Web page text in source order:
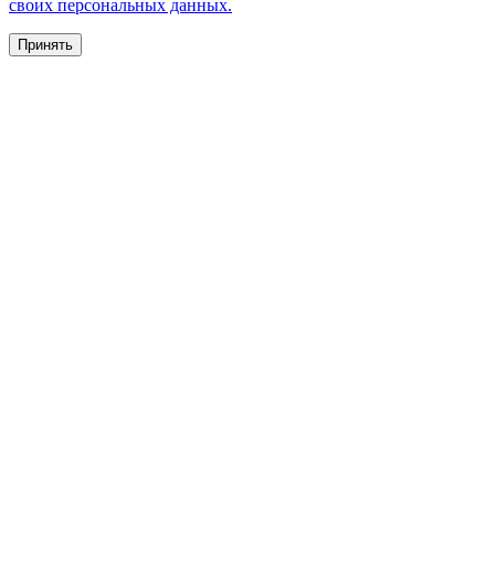
своих персональных данных.
Принять